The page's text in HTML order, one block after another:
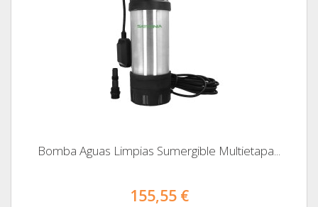
Bomba Aguas Limpias Sumergible Multietapa...
155,55 €